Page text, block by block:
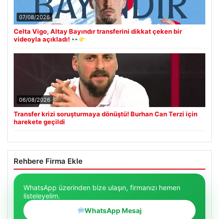
07/08/2026
Celta Vigo, Altay Bayındır transferini dikkat çeken bir
videoyla açıkladı!
06/08/2026
Transfer krizi soruşturmaya dönüştü! Burhan Can Terzi için
harekete geçildi
Rehbere Firma Ekle
WhatsApp üzerinden bize ulaşın, firmanızı hemen
listeleyelim.
WhatsApp Mesaj